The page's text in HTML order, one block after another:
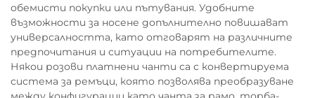
обемисти покупки или пътувания. Удобните
възможности за носене допълнително повишават
универсалността, като отговарят на различните
предпочитания и ситуации на потребителите.
Някои розови платнени чанти са с конвертируема
система за ремъци, която позволява преобразуване